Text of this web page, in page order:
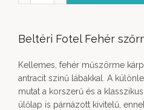
Beltéri Fotel Fehér
Kellemes, fehér műszörme
antracit színű lábakkal. A
mutat a korszerű és a
ülőlap is párnázott kivitelű,